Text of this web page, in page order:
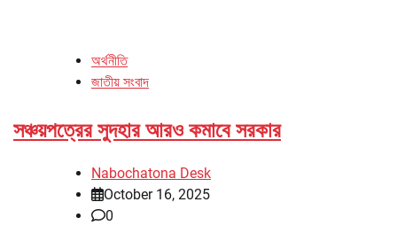
অর্থনীতি
জাতীয় সংবাদ
সঞ্চয়পত্রের সুদহার আরও কমাবে সরকার
Nabochatona Desk
October 16, 2025
0